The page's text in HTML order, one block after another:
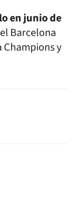
en junio de
Barcelona
Champions y